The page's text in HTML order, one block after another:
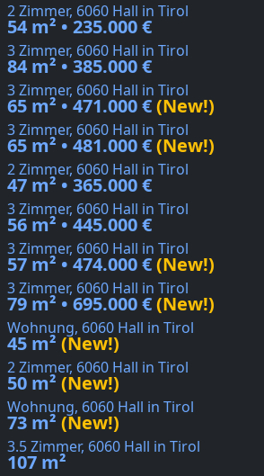
2 Zimmer, 6060 Hall in Tirol
54 m² • 235.000 €
3 Zimmer, 6060 Hall in Tirol
84 m² • 385.000 €
3 Zimmer, 6060 Hall in Tirol
65 m² • 471.000 €(New!)
3 Zimmer, 6060 Hall in Tirol
65 m² • 481.000 €(New!)
2 Zimmer, 6060 Hall in Tirol
47 m² • 365.000 €
3 Zimmer, 6060 Hall in Tirol
56 m² • 445.000 €
3 Zimmer, 6060 Hall in Tirol
57 m² • 474.000 €(New!)
3 Zimmer, 6060 Hall in Tirol
79 m² • 695.000 €(New!)
Wohnung, 6060 Hall in Tirol
45 m² (New!)
2 Zimmer, 6060 Hall in Tirol
50 m² (New!)
Wohnung, 6060 Hall in Tirol
73 m² (New!)
3.5 Zimmer, 6060 Hall in Tirol
107 m²